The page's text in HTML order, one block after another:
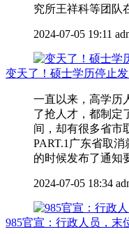
究所王祥科等团队
2024-07-05 19:11
变天了！硕士学历停止
一直以来，高学历
了抢人才，都制定
间，却有很多省市
PART.1广东省取
的时候发布了通知
2024-07-05 18:34
985官宣：行政人员，末